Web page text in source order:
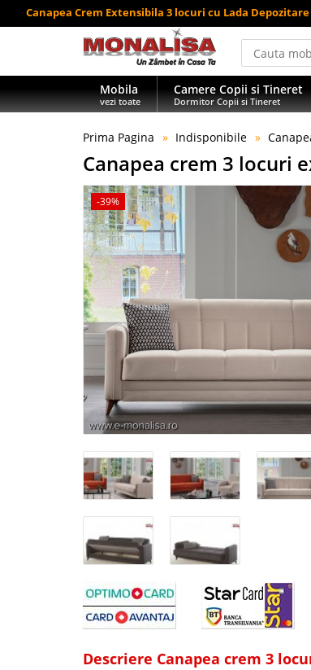
Canapea Crem Extensibila 3 locuri cu Lada
Mobila
vezi toate
Camere Copii si Tineret
Dormitor Copii si Tineret
Prima Pagina Indisponibile
Canapea crem 3 locuri
-39%
Descriere Canapea crem 3